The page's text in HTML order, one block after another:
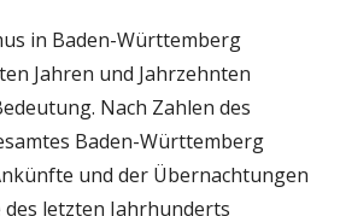
in Baden-Württemberg
Jahren und Jahrzehnten
Nach Zahlen des
Baden-Württemberg
und der Übernachtungen
letzten Jahrhunderts